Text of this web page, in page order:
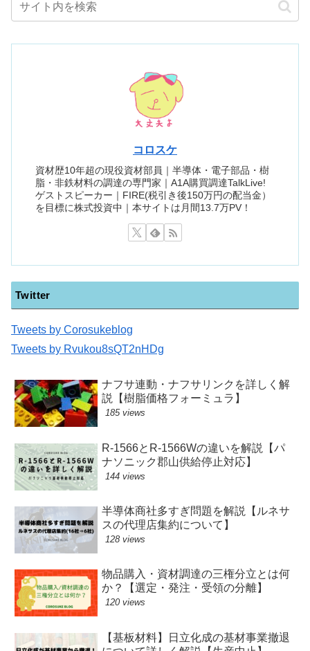
コロスケ
資材歴10年超の現役資材部員｜半導体・電子部品・樹
脂・非鉄材料の調達の専門家｜A1A購買調達TalkLive!
ゲストスピーカー｜FIRE(税引き後150万円の配当金）
を目標に株式投資中｜本サイトは月間13.7万PV！
Twitter
Tweets by Corosukeblog
Tweets by Rvukou8sQT2nHDg
ナフサ連動・ナフサリンクを詳しく解
説【樹脂価格フォーミュラ】
185 views
R-1566とR-1566Wの違いを解説【パ
ナソニック郡山供給停止対応】
144 views
半導体商社多すぎ問題を解説【ルネサ
スの代理店集約について】
128 views
物品購入・資材調達の三権分立とは何
か？【選定・発注・受領の分離】
120 views
【基板材料】日立化成の基材事業撤退